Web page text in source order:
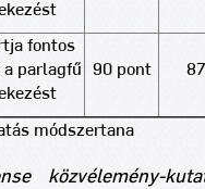
fontos
a parlagfű
90 pont
módszertana
közvélemény-